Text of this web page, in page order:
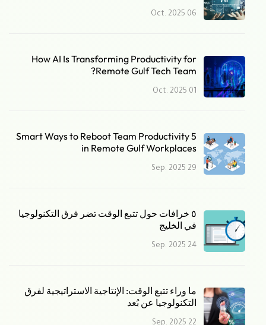
06 Oct. 2025
How AI Is Transforming Productivity for
Remote Gulf Tech Team?
01 Oct. 2025
5 Smart Ways to Reboot Team Productivity
in Remote Gulf Workplaces
29 Sep. 2025
٥ خرافات حول تتبع الوقت تضر فرق التكنولوجيا
في الخليج
24 Sep. 2025
ما وراء تتبع الوقت: الإنتاجية الاستراتيجية لفرق
التكنولوجيا عن بُعد
22 Sep. 2025